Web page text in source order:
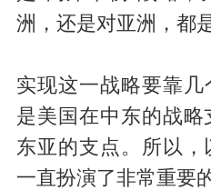
洲，还是对亚洲，都
实现这一战略要靠
是美国在中东的战
东亚的支点。所以，
一直扮演了非常重要